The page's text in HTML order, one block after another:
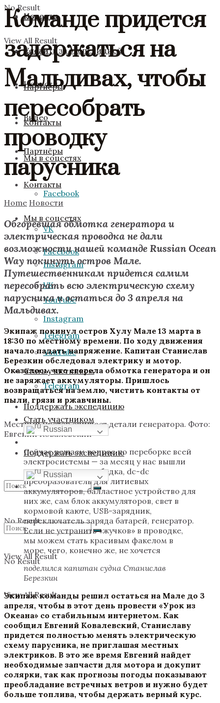
Новости
Видео
Партнёры
Контакты
Мы в соцсетях
Facebook
VK
Instagram
YouTube
Telegram
Стать участником
Поддержать экспедицию
Russian
No Result
View All Result
Команда
Следить за экспедицией
Новости
Видео
Партнёры
Контакты
Мы в соцсетях
Facebook
VK
Instagram
YouTube
Telegram
Стать участником
Поддержать экспедицию
Russian
No Result
View All Result
No Result
View All Result
Команде придется
задержаться на
Мальдивах, чтобы
пересобрать
проводку
парусника
Home Новости
Обгоревшая обмотка генератора и
электрическая проводка не дали
возможности нашей команде Russian Ocean
Way покинуть остров Мале.
Путешественникам придется самим
пересобрать всю электрическую схему
парусника и остаться до 3 апреля на
Мальдивах.
Экипаж покинул остров Хулу Мале 13 марта в
18:30 по местному времени. По ходу движения
начало падать напряжение. Капитан Станислав
Березкин обследовал электрику и мотор.
Оказалось, что сгорела обмотка генератора и он
не заряжает аккумуляторы. Пришлось
возвращаться на землю, чистить контакты от
пыли, грязи и ржавчины.
Местный мастер очищает детали генератора. Фото:
Евгений Ковалевский
Сейчас решаем вопрос по переборке всей
электросистемы — за месяц у нас вышли
из строя электролебедка, dc-dc
преобразователь для литиевых
аккумуляторов, балластное устройство для
них же, сам блок аккумуляторов, свет в
кормовой каюте, USB-зарядник,
переключатель заряда батарей, генератор.
Если не устранить «жучков» в проводке,
мы можем стать красивым факелом в
море, чего, конечно же, не хочется
поделился капитан судна Станислав
Березкин
Экипаж команды решил остаться на Мале до 3
апреля, чтобы в этот день провести «Урок из
Океана» со стабильным интернетом. Как
сообщил Евгений Ковалевский, Станиславу
придется полностью менять электрическую
схему парусника, не приглашая местных
электриков. В это же время Евгений найдет
необходимые запчасти для мотора и докупит
солярки, так как прогнозы погоды показывают
преобладание встречных ветров и нужно будет
больше топлива, чтобы держать верный курс.